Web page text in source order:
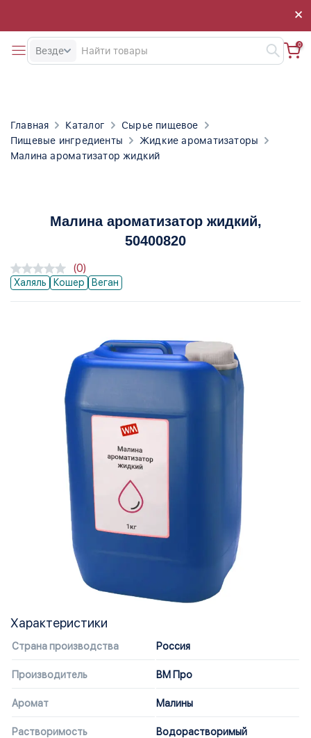
×
×
Везде
0
Главная Каталог
Сырье пищевое
Пищевые ингредиенты
Жидкие ароматизаторы
Малина ароматизатор жидкий
Малина ароматизатор жидкий,
50400820
Халяль Кошер Веган
(0)
Характеристики
Страна производства Россия
Производитель ВМ Про
Аромат Малины
Растворимость Водорастворимый